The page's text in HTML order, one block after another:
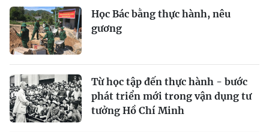
Học Bác bằng thực hành, nêu
gương
Từ học tập đến thực hành - bước
phát triển mới trong vận dụng tư
tưởng Hồ Chí Minh